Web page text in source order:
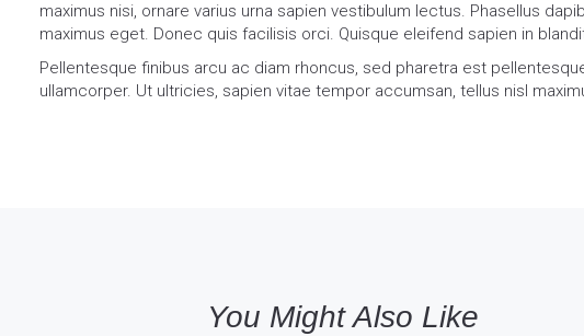
maximus nisi, ornare varius urna sapien vestibulum lectus. Phasellus
maximus eget. Donec quis facilisis orci. Quisque eleifend sapien in
Pellentesque finibus arcu ac diam rhoncus, sed pharetra est
ullamcorper. Ut ultricies, sapien vitae tempor accumsan, tellus nisl
You Might Also Like